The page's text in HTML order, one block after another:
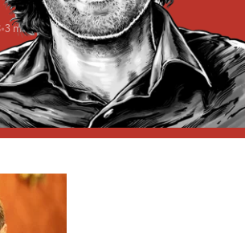
•3minuty
českého prezidenta česky?